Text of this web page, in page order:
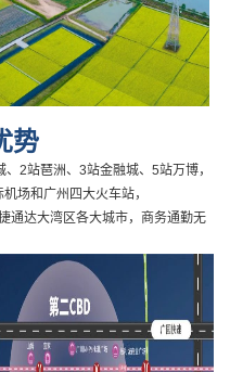
势
、2站琶洲、3站金融城、5站万博，
场和广州四大火车站，
通达大湾区各大城市，商务通勤无